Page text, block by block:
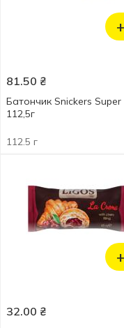
+
81.50 ₴
Батончик Snickers Super
112,5г
112.5 г
+
32.00 ₴